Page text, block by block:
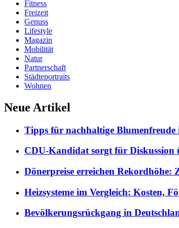
Fitness
Freizeit
Genuss
Lifestyle
Magazin
Mobilität
Natur
Partnerschaft
Städteportraits
Wohnen
Neue Artikel
Tipps für nachhaltige Blumenfreude
CDU-Kandidat sorgt für
Dönerpreise erreichen Rekordhöhe:
Heizsysteme im Vergleich: Kosten,
Bevölkerungsrückgang in